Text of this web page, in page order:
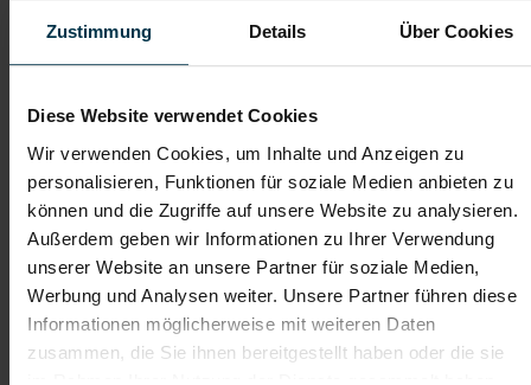
Zustimmung Details Über Cookies
Diese Website verwendet Cookies
Wir verwenden Cookies, um Inhalte und Anzeigen zu
personalisieren, Funktionen für soziale Medien anbieten zu
können und die Zugriffe auf unsere Website zu analysieren.
Außerdem geben wir Informationen zu Ihrer Verwendung
unserer Website an unsere Partner für soziale Medien,
Werbung und Analysen weiter. Unsere Partner führen diese
Informationen möglicherweise mit weiteren Daten
zusammen, die Sie ihnen bereitgestellt haben oder die sie
Mit nur einer Bewerbung bekommt man bei uns Zugang zu
zahlreichen Jobangeboten in verschiedenen Branchen und
Bereichen. Jetzt bewerben und Traumjob finden! Wir freuen
Karriere-Coaching mit der
besten Jobberatung
Zahlreiche Stellenangebote
in der regionalen Wirtschaft
mit nur 1 Bewerbung
Soziale Absicherung durch
TTI-Betriebsrat und
Fairnessabkommen
Tolle Aus- und
Weiterbildungsangebote
sowie Aufstiegsmöglichkeiten